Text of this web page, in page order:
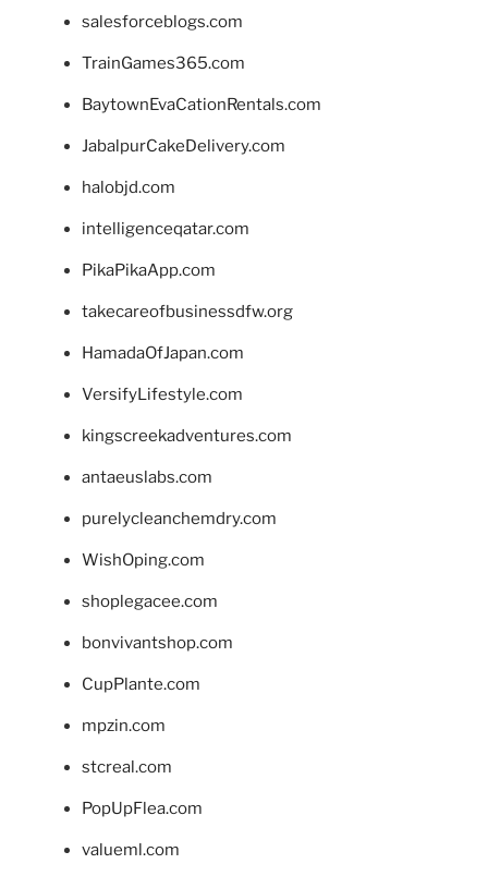
salesforceblogs.com
TrainGames365.com
BaytownEvaCationRentals.com
JabalpurCakeDelivery.com
halobjd.com
intelligenceqatar.com
PikaPikaApp.com
takecareofbusinessdfw.org
HamadaOfJapan.com
VersifyLifestyle.com
kingscreekadventures.com
antaeuslabs.com
purelycleanchemdry.com
WishOping.com
shoplegacee.com
bonvivantshop.com
CupPlante.com
mpzin.com
stcreal.com
PopUpFlea.com
valueml.com